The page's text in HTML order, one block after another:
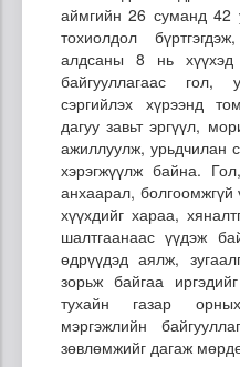
аймгийн 26 суманд 42
тохиолдол
алдсаны 8 нь
байгууллагаас гол,
сэргийлэх хүрээнд
дагуу завьт эргүүл,
ажиллуулж, урьдчилан
хэрэгжүүлж байна.
анхаарал,
хүүхдийг хараа,
шалтгаанаас үүдэж
өдрүүдэд аялж,
зорьж байгаа
тухайн газар
мэргэжлийн
зөвлөмжийг дагаж